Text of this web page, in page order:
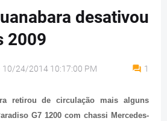
desativou
2009
10/24/2014 10:17:00 PM 1
retirou de circulação mais alguns
G7 1200 com chassi Mercedes-